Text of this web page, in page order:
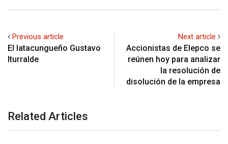
Previous article
El latacungueño Gustavo
Iturralde
Next article
Accionistas de Elepco se
reúnen hoy para analizar
la resolución de
disolución de la empresa
Related Articles